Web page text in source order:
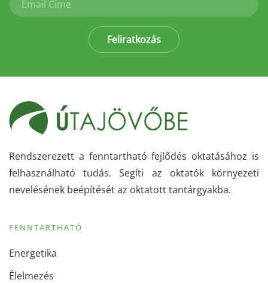
Feliratkozás
Rendszerezett a fenntartható fejlődés oktatásához is
felhasználható tudás. Segíti az oktatók környezeti
nevelésének beépítését az oktatott tantárgyakba.
FENNTARTHATÓ
Energetika
Élelmezés